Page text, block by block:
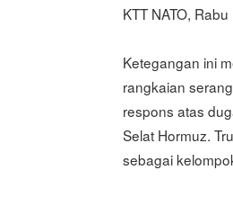
KTT NATO,
Ketegangan ini
rangkaian
respons atas
Selat Hormuz.
sebagai